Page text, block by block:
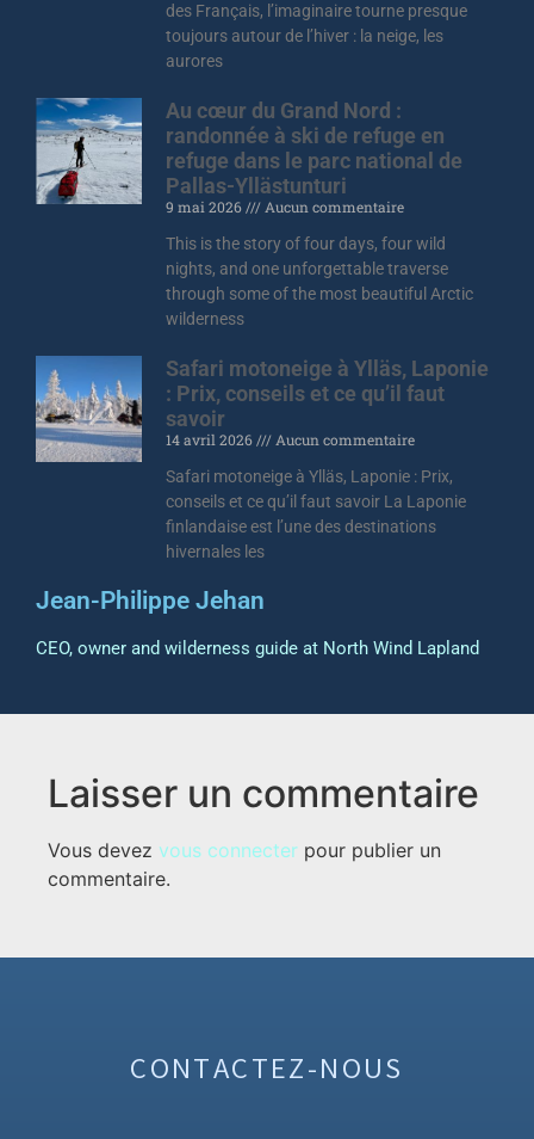
Jean-Philippe Jehan
CEO, owner and wilderness guide at North Wind Lapland
des Français, l’imaginaire tourne presque
toujours autour de l’hiver : la neige, les
aurores
Au cœur du Grand Nord :
randonnée à ski de refuge en
refuge dans le parc national de
Pallas-Yllästunturi
9 mai 2026
Aucun commentaire
This is the story of four days, four wild
nights, and one unforgettable traverse
through some of the most beautiful Arctic
wilderness
Safari motoneige à Ylläs, Laponie
: Prix, conseils et ce qu’il faut
savoir
14 avril 2026
Aucun commentaire
Safari motoneige à Ylläs, Laponie : Prix,
conseils et ce qu’il faut savoir La Laponie
finlandaise est l’une des destinations
hivernales les
Laisser un commentaire
Vous devez vous connecter pour publier un
commentaire.
CONTACTEZ-NOUS